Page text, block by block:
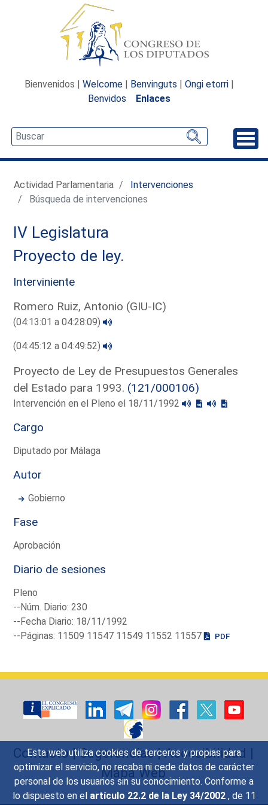
Esta web utiliza cookies de terceros y propias para
optimizar el servicio, no recaba ni cede datos de carácter
personal de los usuarios sin su conocimiento. Conforme a
lo dispuesto en el artículo 22.2 de la Ley 34/2002 , de 11
Bienvenidos | Welcome | Benvinguts | Ongi etorri |
Benvidos
Enlaces
Actividad Parlamentaria
Intervenciones
Búsqueda de intervenciones
IV Legislatura
Proyecto de ley.
Interviniente
Romero Ruiz, Antonio (GIU-IC)
(04:13:01 a 04:28:09)
(04:45:12 a 04:49:52)
Proyecto de Ley de Presupuestos Generales
del Estado para 1993. (121/000106)
Intervención en el Pleno el 18/11/1992
Cargo
Diputado por Málaga
Autor
Gobierno
Fase
Aprobación
Diario de sesiones
Pleno
--Núm. Diario: 230
--Fecha Diario: 18/11/1992
--Páginas: 11509 11547 11549 11552 11557
PDF
Contacto|Sugerencias|Accesibilidad |
Mapa Web